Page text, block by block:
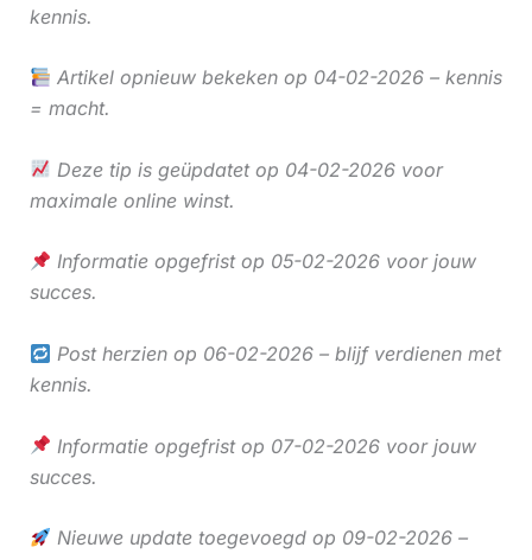
kennis.
Artikel opnieuw bekeken op 04-02-2026 – kennis
= macht.
Deze tip is geüpdatet op 04-02-2026 voor
maximale online winst.
Informatie opgefrist op 05-02-2026 voor jouw
succes.
Post herzien op 06-02-2026 – blijf verdienen met
kennis.
Informatie opgefrist op 07-02-2026 voor jouw
succes.
Nieuwe update toegevoegd op 09-02-2026 –